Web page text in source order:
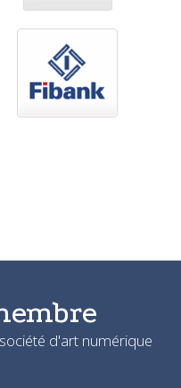
d'art numérique